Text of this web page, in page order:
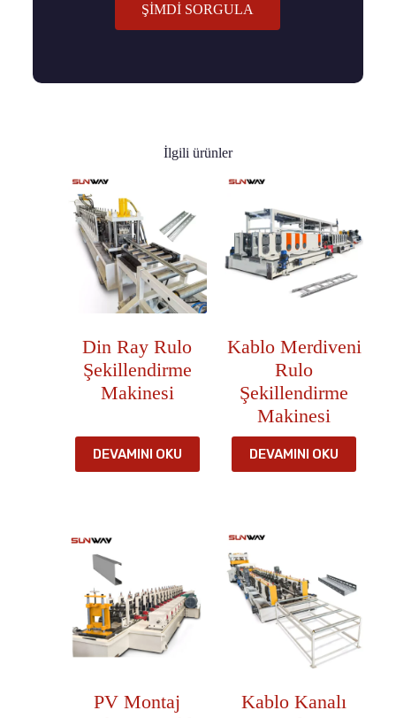
ŞIMDI SORGULA
İlgili ürünler
Din Ray Rulo
Şekillendirme
Makinesi
DEVAMINI OKU
Kablo Merdiveni
Rulo
Şekillendirme
Makinesi
DEVAMINI OKU
PV Montaj
Kablo Kanalı